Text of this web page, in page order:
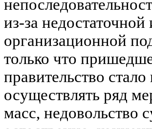
из-за
организационной
только что
правительство
осуществлять ряд
масс,